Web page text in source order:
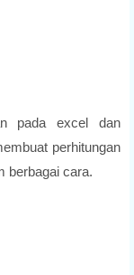
pada excel dan
perhitungan
berbagai cara.